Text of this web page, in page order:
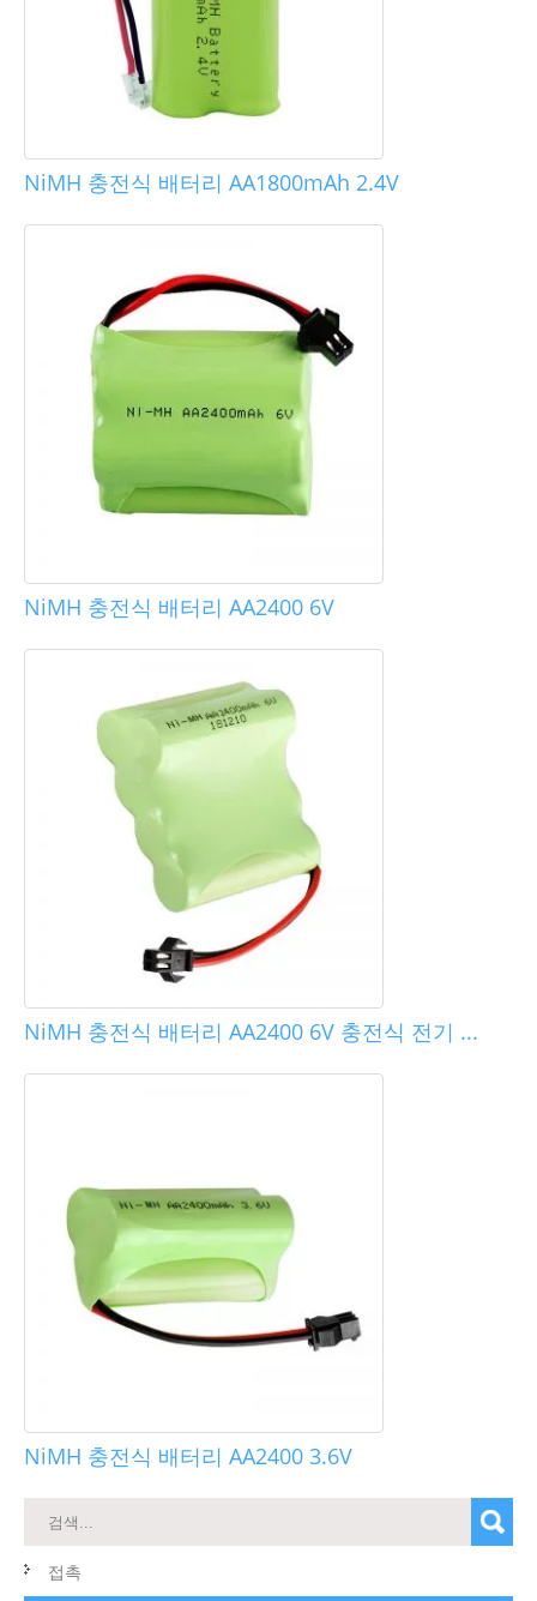
NiMH 충전식 배터리 AA1800mAh 2.4V
NiMH 충전식 배터리 AA2400 6V
NiMH 충전식 배터리 AA2400 6V 충전식 전기 ...
NiMH 충전식 배터리 AA2400 3.6V
접촉